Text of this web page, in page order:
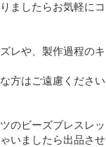
ましたらお気軽に
レや、製作過程の
方はご遠慮ください
のビーズブレスレ
いましたら出品させ